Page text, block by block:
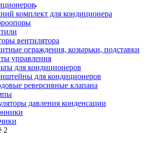
комплект для кондиционера
вентилятора
ограждения, козырьки, подставки
управления
для кондиционеров
для кондиционеров
реверсивные клапана
давления конденсации
2